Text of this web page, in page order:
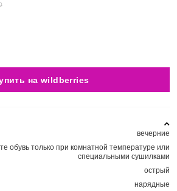
на wildberries
вечерние
обувь только при комнатной температуре или
специальными сушилками
острый
нарядные